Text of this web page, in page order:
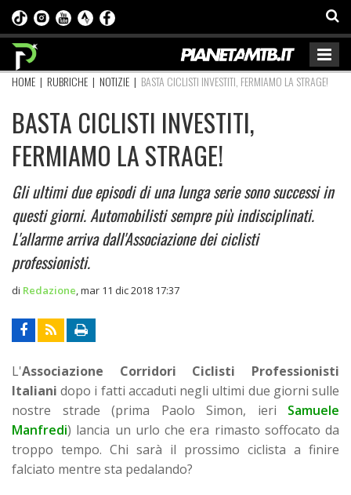
HOME | RUBRICHE | NOTIZIE | BASTA CICLISTI INVESTITI, FERMIAMO LA STRAGE!
BASTA CICLISTI INVESTITI,
FERMIAMO LA STRAGE!
Gli ultimi due episodi di una lunga serie sono successi in
questi giorni. Automobilisti sempre più indisciplinati.
L'allarme arriva dall'Associazione dei ciclisti
professionisti.
di Redazione mar 11 dic 2018 17:37
L'Associazione Corridori Ciclisti Professionisti
Italianidopo i fatti accaduti negli ultimi due giorni sulle
nostre strade (prima Paolo Simon, ieri Samuele
Manfredi) lancia un urlo che era rimasto soffocato da
troppo tempo. Chi sarà il prossimo ciclista a finire
falciato mentre sta pedalando?